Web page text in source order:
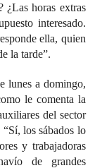
¿Las horas extras
interesado.
ella, quien
la tarde”.
lunes a domingo,
le comenta la
del sector
los sábados lo
y trabajadoras
de grandes